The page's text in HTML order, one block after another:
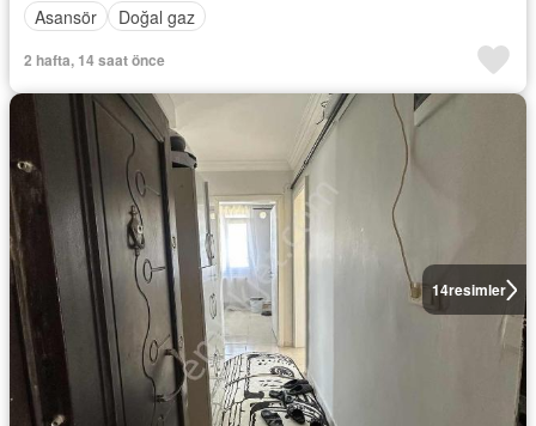
Asansör
Doğal gaz
2 hafta, 14 saat önce
14resimler